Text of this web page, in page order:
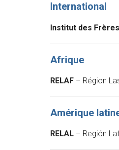
International
Institut des
Afrique
RELAF – Région
Amérique
RELAL – Región